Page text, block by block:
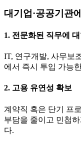
대기업·공공기관
1. 전문화된 직무에
IT, 연구개발, 사무보
에서 즉시 투입 가능
2. 고용 유연성 확보
계약직 혹은 단기 프
부담을 줄이고 민첩
다.